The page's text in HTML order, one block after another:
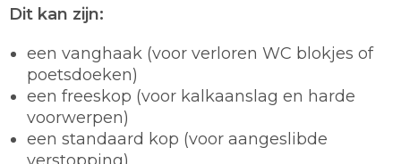
Dit kan zijn:
een vanghaak (voor verloren WC blokjes of
poetsdoeken)
een freeskop (voor kalkaanslag en harde
voorwerpen)
een standaard kop (voor aangeslibde
verstopping)